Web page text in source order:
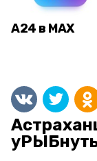
А24 в MAX